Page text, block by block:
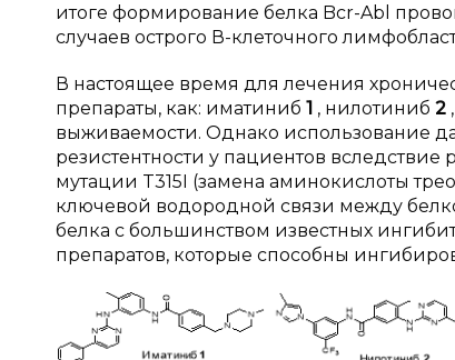
итоге формирование белка Bcr-Abl
случаев острого В-клеточного
В настоящее время для лечения
препараты, как: иматиниб 1 , нилотиниб 2
выживаемости. Однако использование
резистентности у пациентов
мутации T315I (замена аминокислоты
ключевой водородной связи между
белка с большинством известных
препаратов, которые способны